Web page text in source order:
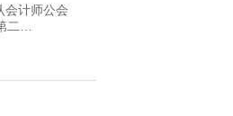
计师公会
二…